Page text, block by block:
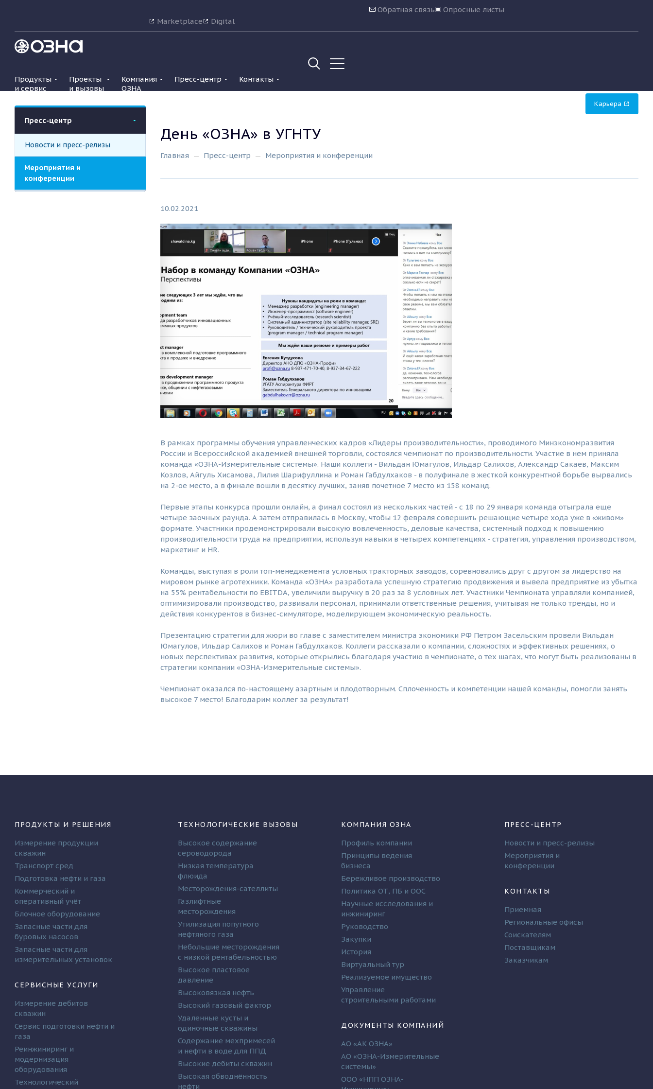
Обратная связь
Опросные листы
Marketplace
Digital
Продукты
и сервис
Проекты
и вызовы
Компания
ОЗНА
Пресс-центр Контакты
Карьера
Пресс-центр
Новости и пресс-релизы
Мероприятия и
конференции
День «ОЗНА» в УГНТУ
Главная Пресс-центр Мероприятия и конференции
10.02.2021
В рамках программы обучения управленческих кадров «Лидеры производительности», проводимого Минэкономразвития
России и Всероссийской академией внешней торговли, состоялся чемпионат по производительности. Участие в нем приняла
команда «ОЗНА-Измерительные системы». Наши коллеги - Вильдан Юмагулов, Ильдар Салихов, Александр Сакаев, Максим
Козлов, Айгуль Хисамова, Лилия Шарифуллина и Роман Габдулхаков - в полуфинале в жесткой конкурентной борьбе вырвались
на 2-ое место, а в финале вошли в десятку лучших, заняв почетное 7 место из 158 команд.
Первые этапы конкурса прошли онлайн, а финал состоял из нескольких частей - с 18 по 29 января команда отыграла еще
четыре заочных раунда. А затем отправилась в Москву, чтобы 12 февраля совершить решающие четыре хода уже в «живом»
формате. Участники продемонстрировали высокую вовлеченность, деловые качества, системный подход к повышению
производительности труда на предприятии, используя навыки в четырех компетенциях - стратегия, управления производством,
маркетинг и HR.
Команды, выступая в роли топ-менеджемента условных тракторных заводов, соревновались друг с другом за лидерство на
мировом рынке агротехники. Команда «ОЗНА» разработала успешную стратегию продвижения и вывела предприятие из убытка
на 55% рентабельности по EBITDA, увеличили выручку в 20 раз за 8 условных лет. Участники Чемпионата управляли компанией,
оптимизировали производство, развивали персонал, принимали ответственные решения, учитывая не только тренды, но и
действия конкурентов в бизнес-симуляторе, моделирующем экономическую реальность.
Презентацию стратегии для жюри во главе с заместителем министра экономики РФ Петром Засельским провели Вильдан
Юмагулов, Ильдар Салихов и Роман Габдулхаков. Коллеги рассказали о компании, сложностях и эффективных решениях, о
новых перспективах развития, которые открылись благодаря участию в чемпионате, о тех шагах, что могут быть реализованы в
стратегии компании «ОЗНА-Измерительные системы».
Чемпионат оказался по-настоящему азартным и плодотворным. Сплоченность и компетенции нашей команды, помогли занять
высокое 7 место! Благодарим коллег за результат!
ПРОДУКТЫ И РЕШЕНИЯ
Измерение продукции
скважин
Транспорт сред
Подготовка нефти и газа
Коммерческий и
оперативный учёт
Блочное оборудование
Запасные части для
буровых насосов
Запасные части для
измерительных установок
СЕРВИСНЫЕ УСЛУГИ
Измерение дебитов
скважин
Сервис подготовки нефти и
газа
Реинжиниринг и
модернизация
оборудования
Технологический
ТЕХНОЛОГИЧЕСКИЕ ВЫЗОВЫ
Высокое содержание
сероводорода
Низкая температура
флюида
Месторождения-сателлиты
Газлифтные
месторождения
Утилизация попутного
нефтяного газа
Небольшие месторождения
с низкой рентабельностью
Высокое пластовое
давление
Высоковязкая нефть
Высокий газовый фактор
Удаленные кусты и
одиночные скважины
Содержание мехпримесей
и нефти в воде для ППД
Высокие дебиты скважин
Высокая обводнённость
нефти
КОМПАНИЯ ОЗНА
Профиль компании
Принципы ведения
бизнеса
Бережливое производство
Политика ОТ, ПБ и ООС
Научные исследования и
инжиниринг
Руководство
Закупки
История
Виртуальный тур
Реализуемое имущество
Управление
строительными работами
ДОКУМЕНТЫ КОМПАНИЙ
АО «АК ОЗНА»
АО «ОЗНА-Измерительные
системы»
ООО «НПП ОЗНА-
ПРЕСС-ЦЕНТР
Новости и пресс-релизы
Мероприятия и
конференции
КОНТАКТЫ
Приемная
Региональные офисы
Соискателям
Поставщикам
Заказчикам